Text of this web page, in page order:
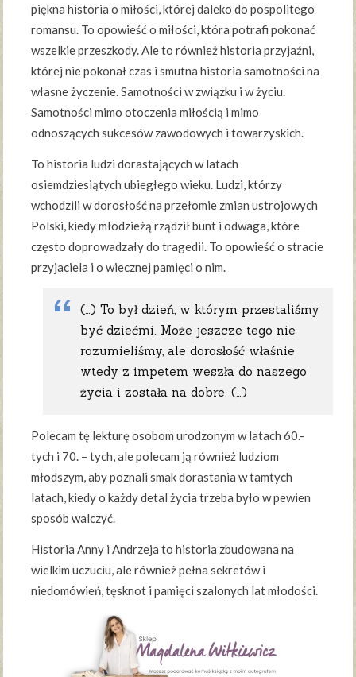
piękna historia o miłości, której daleko do pospolitego
romansu. To opowieść o miłości, która potrafi pokonać
wszelkie przeszkody. Ale to również historia przyjaźni,
której nie pokonał czas i smutna historia samotności na
własne życzenie. Samotności w związku i w życiu.
Samotności mimo otoczenia miłością i mimo
odnoszących sukcesów zawodowych i towarzyskich.
To historia ludzi dorastających w latach
osiemdziesiątych ubiegłego wieku. Ludzi, którzy
wchodzili w dorosłość na przełomie zmian ustrojowych
Polski, kiedy młodzieżą rządził bunt i odwaga, które
często doprowadzały do tragedii. To opowieść o stracie
przyjaciela i o wiecznej pamięci o nim.
(…) To był dzień, w którym przestaliśmy
być dziećmi. Może jeszcze tego nie
rozumieliśmy, ale dorosłość właśnie
wtedy z impetem weszła do naszego
życia i została na dobre. (…)
Polecam tę lekturę osobom urodzonym w latach 60.-
tych i 70. – tych, ale polecam ją również ludziom
młodszym, aby poznali smak dorastania w tamtych
latach, kiedy o każdy detal życia trzeba było w pewien
sposób walczyć.
Historia Anny i Andrzeja to historia zbudowana na
wielkim uczuciu, ale również pełna sekretów i
niedomówień, tęsknot i pamięci szalonych lat młodości.